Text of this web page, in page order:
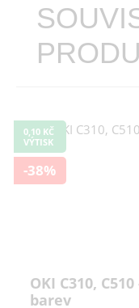
0,10 KČ
VÝTISK
-38%
OKI C310,
barev